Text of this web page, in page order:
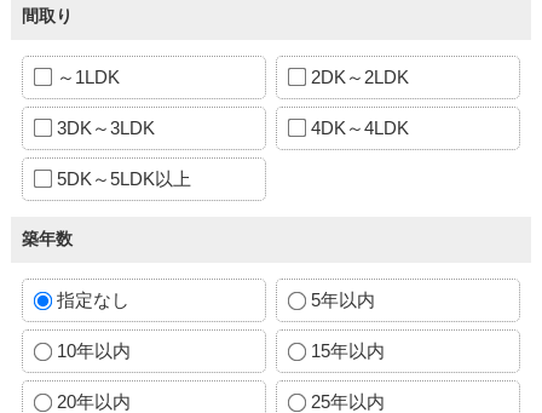
間取り
～1LDK 2DK～2LDK
3DK～3LDK 4DK～4LDK
5DK～5LDK以上
築年数
指定なし 5年以内
10年以内 15年以内
20年以内 25年以内